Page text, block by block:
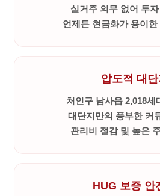
실거주 의무 없어 투
언제든 현금화가 용이
압도적 대단
처인구 남사읍 2,018세
대단지만의 풍부한 커
관리비 절감 및 높은
HUG 보증 안